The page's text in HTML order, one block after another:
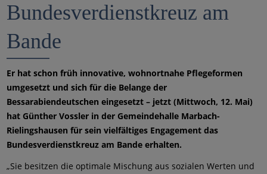
Bundesverdienstkreuz am
Bande
Er hat schon früh innovative, wohnortnahe Pflegeformen
umgesetzt und sich für die Belange der
Bessarabiendeutschen eingesetzt – jetzt (Mittwoch, 12. Mai)
hat Günther Vossler in der Gemeindehalle Marbach-
Rielingshausen für sein vielfältiges Engagement das
Bundesverdienstkreuz am Bande erhalten.
„Sie besitzen die optimale Mischung aus sozialen Werten und